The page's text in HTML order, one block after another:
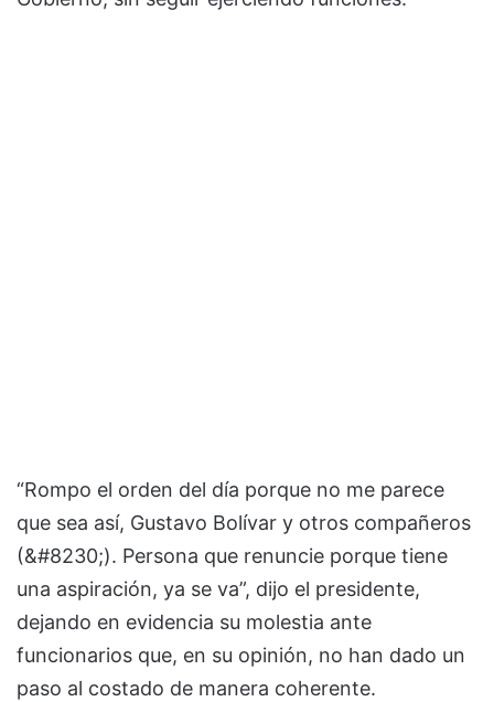
“Rompo el orden del día porque no me parece
que sea así, Gustavo Bolívar y otros compañeros
(&#8230;). Persona que renuncie porque tiene
una aspiración, ya se va”, dijo el presidente,
dejando en evidencia su molestia ante
funcionarios que, en su opinión, no han dado un
paso al costado de manera coherente.